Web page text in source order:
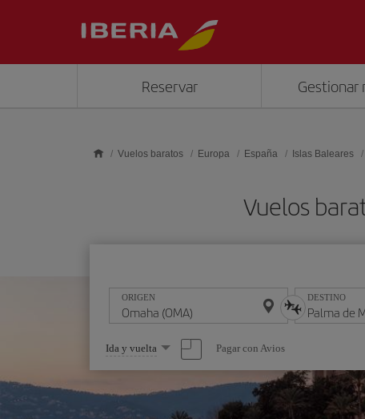
Reservar Gestionar
Vuelos baratos Europa España Islas Baleares
Vuelos
ORIGEN DESTINO
Seleccione
una
opción
Ida y vuelta Pagar con Avios